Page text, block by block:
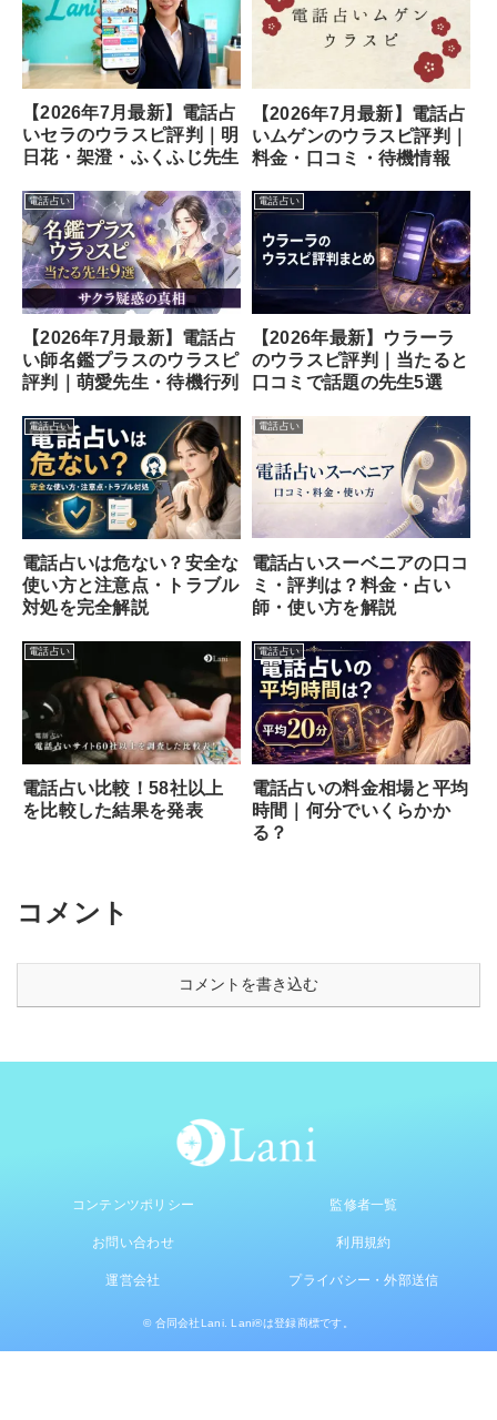
【2026年7月最新】電話占
いセラのウラスピ評判｜明
日花・架澄・ふくふじ先生
【2026年7月最新】電話占
いムゲンのウラスピ評判｜
料金・口コミ・待機情報
電話占い
【2026年7月最新】電話占
い師名鑑プラスのウラスピ
評判｜萌愛先生・待機行列
電話占い
【2026年最新】ウラーラ
のウラスピ評判｜当たると
口コミで話題の先生5選
電話占い
電話占いは危ない？安全な
使い方と注意点・トラブル
対処を完全解説
電話占い
電話占いスーベニアの口コ
ミ・評判は？料金・占い
師・使い方を解説
電話占い
電話占い比較！58社以上
を比較した結果を発表
電話占い
電話占いの料金相場と平均
時間｜何分でいくらかか
る？
コメント
コメントを書き込む
コンテンツポリシー 監修者一覧
お問い合わせ 利用規約
運営会社 プライバシー・外部送信
© 合同会社Lani. Lani®は登録商標です。